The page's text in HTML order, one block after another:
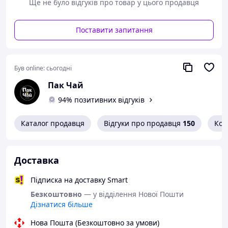
експлуатації, преміальний бренд із перевіреною
якістю. Особливості моделі Brand 76 YC-575 • повний
об'єм 575 мл • обсяг заварювальної колби - 200 мл
Ще не було відгуків про товар у цього продавця
Поставити запитання
Був online:сьогодні
Пак Чай
94% позитивних відгуків
Каталог продавця Відгуки про продавця 150
Доставка
Підписка на доставку Smart
Безкоштовно — у відділення Нової Пошти
Дізнатися більше
Нова Пошта (Безкоштовно за умови)